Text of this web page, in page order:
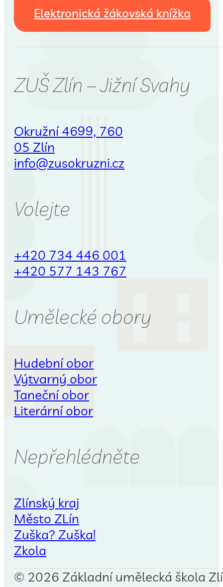
Elektronická žákovská knížka
ZUŠ Zlín – Jižní Svahy
Okružní 4699, 760
05 Zlín
info@zusokruzni.cz
Volejte
+420 734 446 001
+420 577 143 767
Umělecké obory
Hudební obor
Výtvarný obor
Taneční obor
Literární obor
Nepřehlédněte
Zlínský kraj
Město ZLín
Zuška? Zuška!
Zkola
© 2026 Základní umělecká škola